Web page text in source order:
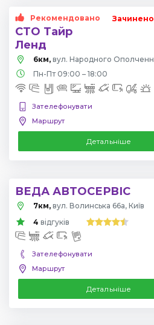
Рекомендовано
СТО Тайр
Ленд
Зачинено
6км, вул. Народного
Пн-Пт 09:00 – 18:00
Зателефонувати
Маршрут
Детальніше
ВЕДА АВТОСЕРВІС
7км, вул. Волинська 66а, Київ
4 відгуків
Зателефонувати
Маршрут
Детальніше